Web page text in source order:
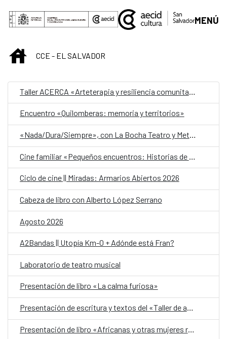
Saltar al contenido principal
MENÚ
INICIOCCE - EL SALVADOR
Encuentro «Quilomberas: memoria y territorios»
«Nada/Dura/Siempre», con La Bocha Teatro y Metafórica
Ciclo de cine || Miradas: Armarios Abiertos 2026
Cabeza de libro con Alberto López Serrano
Agosto 2026
A2Bandas || Utopía Km-0 + Adónde está Fran?
Laboratorio de teatro musical
Presentación de libro «La calma furiosa»
Presentación de escritura y textos del «Taller de autobiografía para mujeres 70+»
Presentación de libro «Africanas y otras mujeres racializadas»